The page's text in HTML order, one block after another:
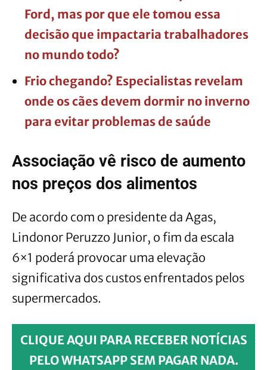
Ford, mas por que ele tomou essa
decisão que impactaria trabalhadores
no mundo todo?
Frio chegando? Especialistas revelam
onde os cães devem dormir no inverno
para evitar problemas de saúde
Associação vê risco de aumento
nos preços dos alimentos
De acordo com o presidente da Agas,
Lindonor Peruzzo Junior, o fim da escala
6×1 poderá provocar uma elevação
significativa dos custos enfrentados pelos
supermercados.
CLIQUE AQUI PARA RECEBER NOTÍCIAS
PELO WHATSAPP SEM PAGAR NADA.